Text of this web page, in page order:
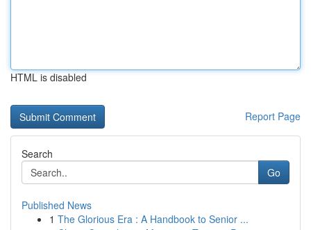
HTML is disabled
Report Page
Search
Go
Published News
1 The Glorious Era : A Handbook to Senior ...